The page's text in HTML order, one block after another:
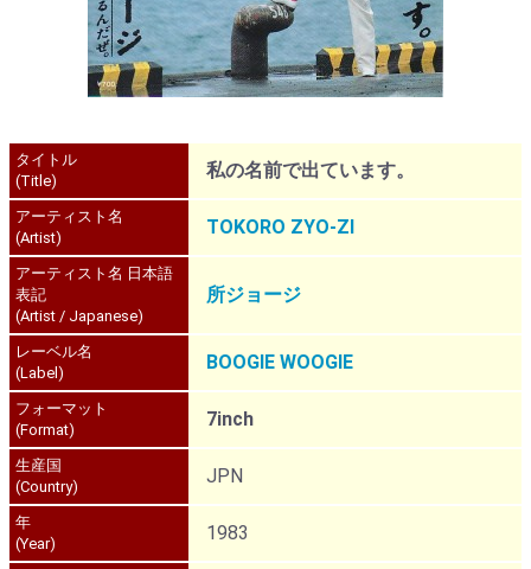
タイトル
(Title)
私の名前で出ています。
アーティスト名
(Artist)
TOKORO ZYO-ZI
アーティスト名 日本語
表記
(Artist / Japanese)
所ジョージ
レーベル名
(Label)
BOOGIE WOOGIE
フォーマット
(Format)
7inch
生産国
(Country)
JPN
年
(Year)
1983